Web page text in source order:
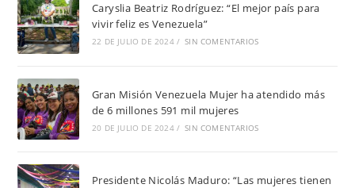
Caryslia Beatriz Rodríguez: “El mejor país para
vivir feliz es Venezuela”
22 DE JULIO DE 2024 / SIN COMENTARIOS
Gran Misión Venezuela Mujer ha atendido más
de 6 millones 591 mil mujeres
20 DE JULIO DE 2024 / SIN COMENTARIOS
Presidente Nicolás Maduro: “Las mujeres tienen